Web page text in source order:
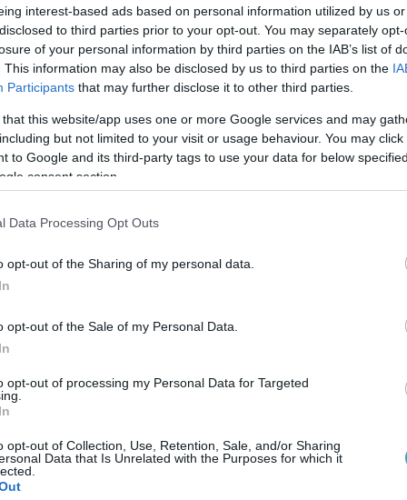
interest-based ads based on personal information utilized by us
to third parties prior to your opt-out. You may separately
of your personal information by third parties on the IAB’s list of
This information may also be disclosed by us to third parties on the
Participants that may further disclose it to other third parties.
that this website/app uses one or more Google services and may
but not limited to your visit or usage behaviour. You may
to Google and its third-party tags to use your data for below
consent section.
Data Processing Opt Outs
opt-out of the Sharing of my personal data.
opt-out of the Sale of my Personal Data.
opt-out of processing my Personal Data for Targeted
opt-out of Collection, Use, Retention, Sale, and/or Sharing
Data that Is Unrelated with the Purposes for which it
έδωσε ο Νίκος Πλακιάς, ο οποίος έχασε τις
και την ανιψιά του στο σιδηροδρομικό
Σε δημόσια ανάρτησή του, ο
ότι τα ονόματα των θυμάτων θα
σημείο όσο η δικαιοσύνη δεν έχει αποδώσει
ότι η παρουσία τους αποτελεί
δήμαρχο Βόλου, αφήνοντας αιχμές για τις
κάποια στιγμή θα υπάρξει προσωπική
γιατί ζητάς βοήθεια από τον Kyriakos
σβήσεις τα ονόματα στο Σύνταγμα;
τον Χρήστος Τριαντόπουλος – Christos